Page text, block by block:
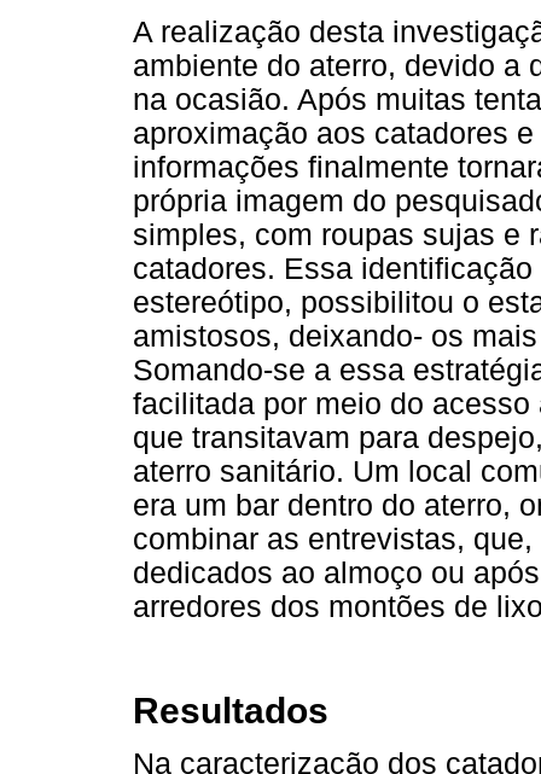
A realização desta
ambiente do aterro, devido a
na ocasião. Após muitas
aproximação aos catadores
informações finalmente
própria imagem do
simples, com roupas sujas e
catadores. Essa
estereótipo, possibilitou o
amistosos, deixando- os
Somando-se a essa
facilitada por meio do
que transitavam para
aterro sanitário. Um local
era um bar dentro do aterro,
combinar as entrevistas,
dedicados ao almoço ou
arredores dos montões de
Resultados
Na caracterização dos